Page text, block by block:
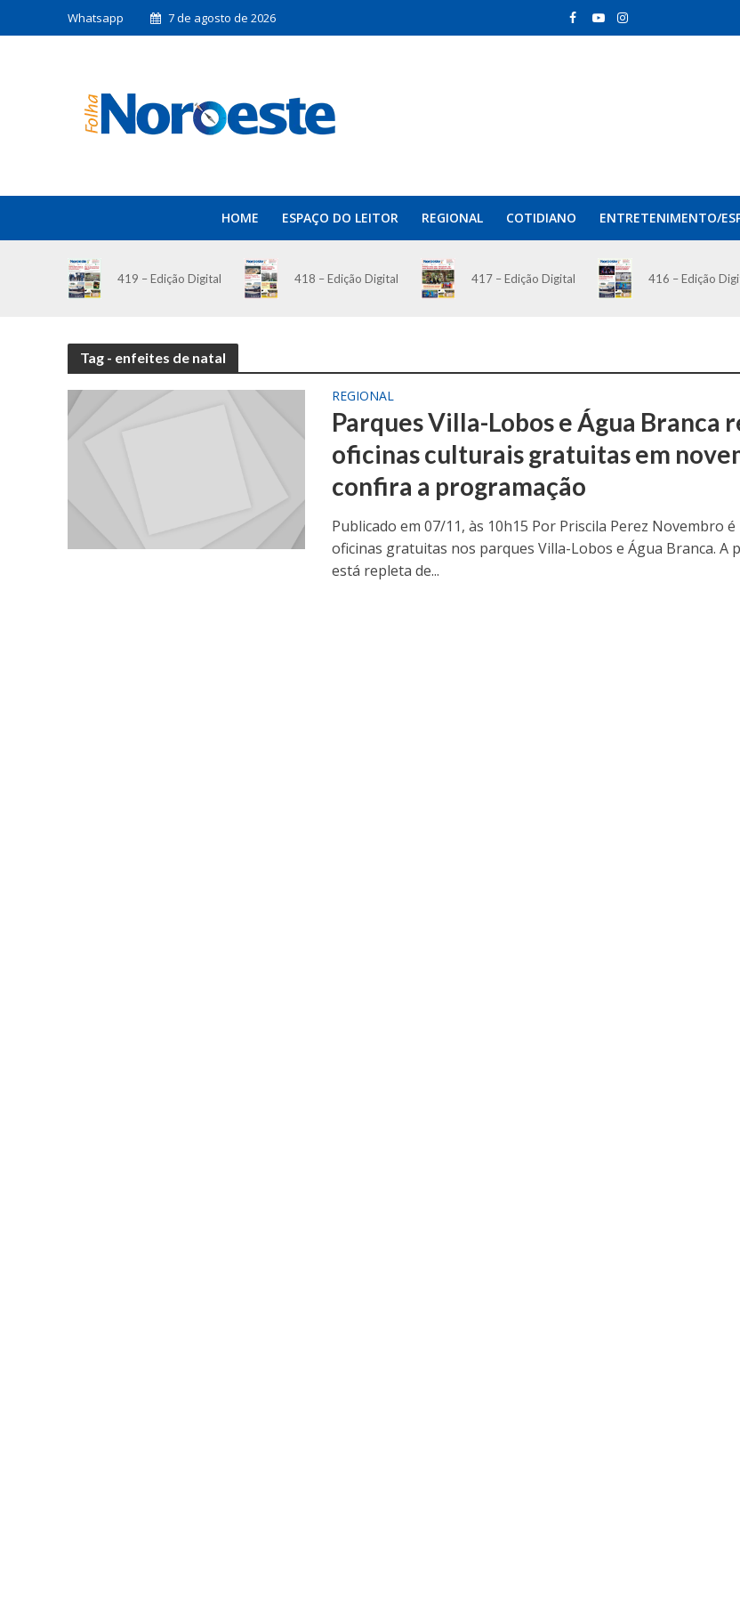
Whatsapp 7 de agosto de 2026
HOME ESPAÇO DO LEITOR REGIONAL COTIDIANO ENTRETENIMENTO/
419 – Edição Digital 418 – Edição Digital 417 – Edição Digital 416 – Edição
Tag - enfeites de natal
REGIONAL
Parques Villa-Lobos e Água Branca
oficinas culturais gratuitas em
confira a programação
Publicado em 07/11, às 10h15 Por Priscila Perez Novembro é
oficinas gratuitas nos parques Villa-Lobos e Água Branca. A
está repleta de...